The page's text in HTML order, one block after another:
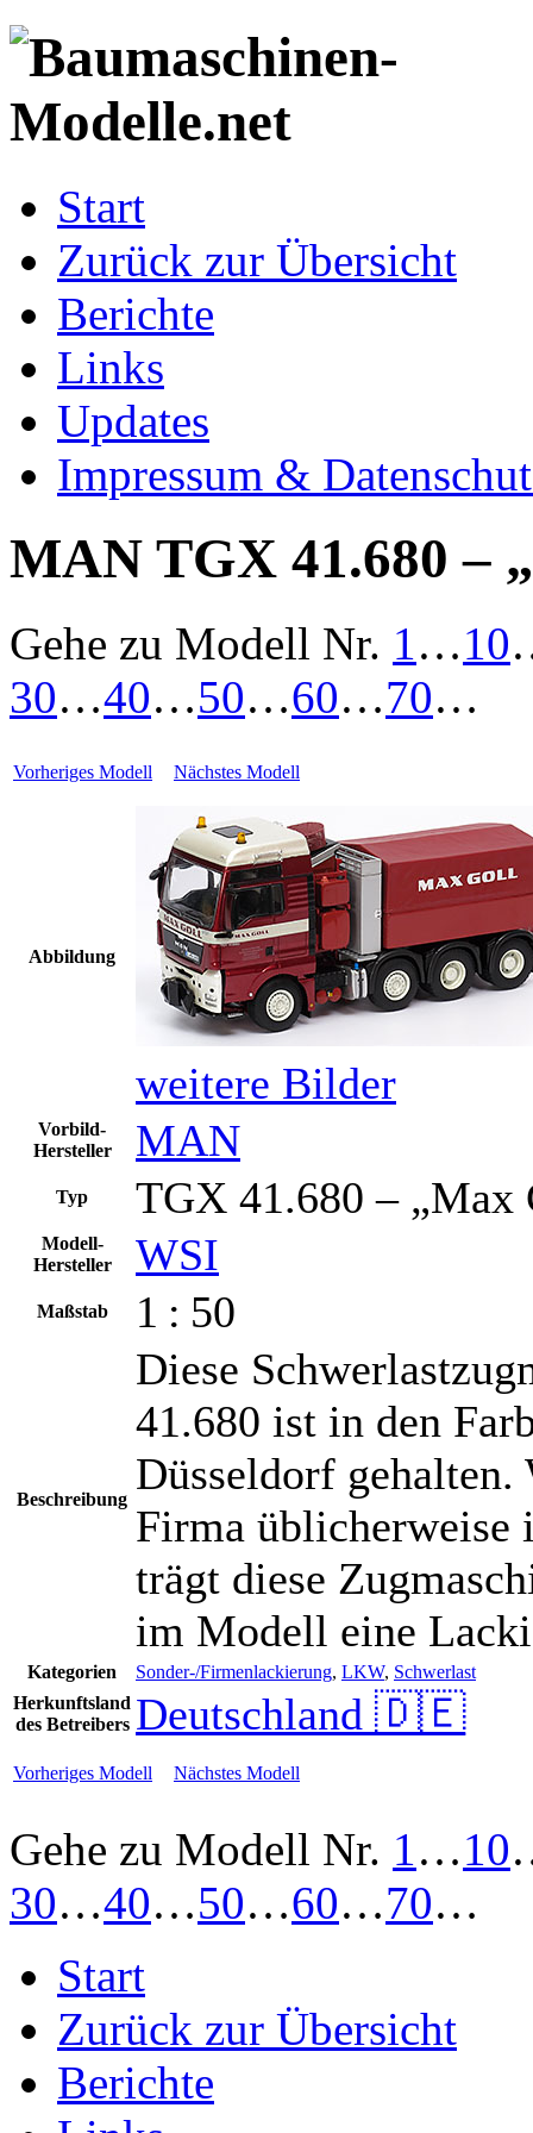
Start
Zurück zur Übersicht
Berichte
Links
Updates
Impressum &
MAN TGX 41.680 –
Gehe zu Modell Nr. 1…10
30…40…50…60…70…
Vorheriges Modell Nächstes Modell
Abbildung
weitere Bilder
Vorbild-
Hersteller
MAN
Typ TGX 41.680 – „Max
Modell-
Hersteller
WSI
Maßstab 1 : 50
Beschreibung
Diese
41.680 ist in den
Düsseldorf gehalten.
Firma üblicherweise
trägt diese
im Modell eine
Kategorien Sonder-/Firmenlackierung, LKW, Schwerlast
Herkunftsland
des Betreibers Deutschland 🇩🇪
Vorheriges Modell Nächstes Modell
Gehe zu Modell Nr. 1…10
30…40…50…60…70…
Start
Zurück zur Übersicht
Berichte